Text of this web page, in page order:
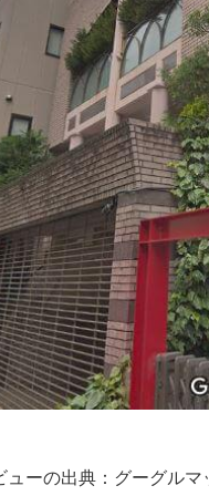
ューの出典：グーグルマ